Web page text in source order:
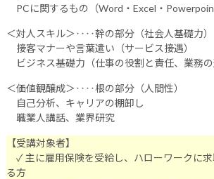
PCに関するもの（Word・Excel・
＜対人スキル＞‥‥幹の部分（社会人基礎力）
接客マナーや言葉遣い（サービス接遇）
ビジネス基礎力（仕事の役割と責任、業務の
＜価値観醸成＞‥‥根の部分（人間性）
自己分析、キャリアの棚卸し
職業人講話、業界研究
【受講対象者】
✓ 主に雇用保険を受給し、ハローワークに
る方